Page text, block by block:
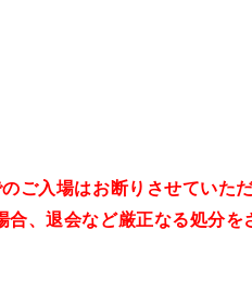
ご入場はお断りさせていた
、退会など厳正なる処分を